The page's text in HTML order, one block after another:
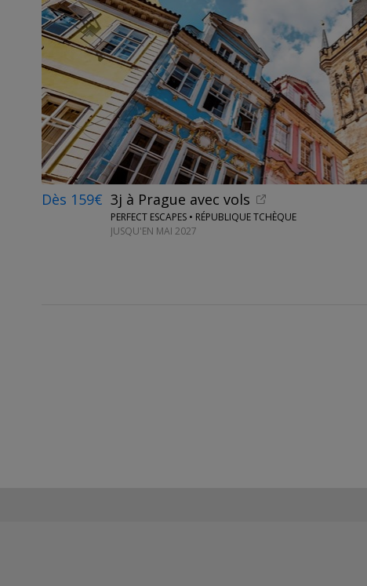
Dès 159€ 3j à Prague avec vols
PERFECT ESCAPES • RÉPUBLIQUE TCHÈQUE
JUSQU'EN MAI 2027